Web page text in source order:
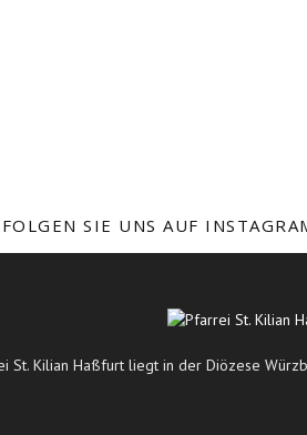
FOLGEN SIE UNS AUF
St. Kilian Haßfurt liegt in der Diözese